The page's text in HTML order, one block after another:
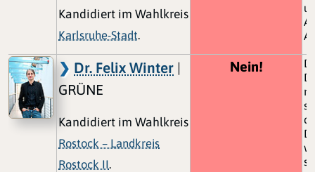
Kandidiert im Wahlkreis
Karlsruhe-Stadt.
Dr. Felix Winter |
GRÜNE
Kandidiert im Wahlkreis
Rostock – Landkreis
Rostock II.
Nein!